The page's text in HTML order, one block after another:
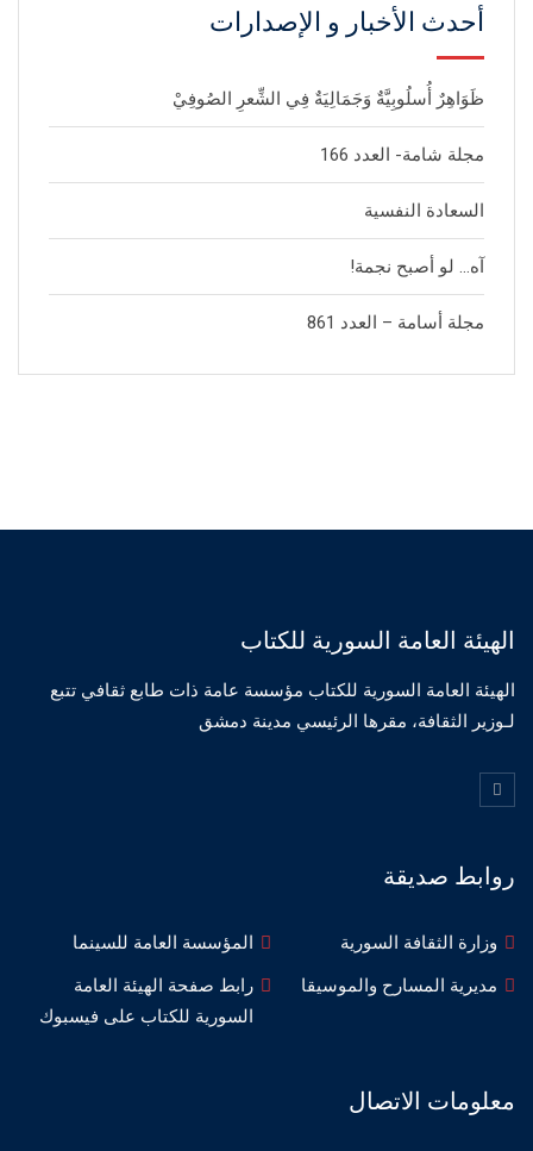
أحدث الأخبار و الإصدارات
ظَوَاهِرٌ أُسلُوبِيَّةٌ وَجَمَالِيَةٌ فِي الشِّعرِ الصُوفِيْ
مجلة شامة- العدد 166
السعادة النفسية
آه… لو أصبح نجمة!
مجلة أسامة – العدد 861
الهيئة العامة السورية للكتاب
الهيئة العامة السورية للكتاب مؤسسة عامة ذات طابع ثقافي تتبع
لـوزير الثقافة، مقرها الرئيسي مدينة دمشق
روابط صديقة
وزارة الثقافة السورية
المؤسسة العامة للسينما
مديرية المسارح والموسيقا
رابط صفحة الهيئة العامة
السورية للكتاب على فيسبوك
معلومات الاتصال